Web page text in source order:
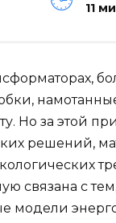
11
Но за этой
решений,
связана с
модели